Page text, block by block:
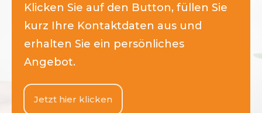
Klicken Sie auf den Button, füllen Sie
kurz Ihre Kontaktdaten aus und
erhalten Sie ein persönliches
Angebot.
Jetzt hier klicken